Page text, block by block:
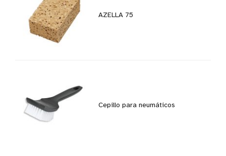
AZELLA 75
Cepillo para neumáticos